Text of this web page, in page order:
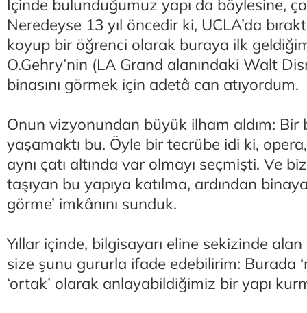
İçinde bulunduğumuz yapı da böylesine,
Neredeyse 13 yıl öncedir ki, UCLA’da
koyup bir öğrenci olarak buraya ilk
O.Gehry’nin (LA Grand alanındaki Walt
binasını görmek için adetâ can atıyordum.
Onun vizyonundan büyük ilham aldım: Bir
yaşamaktı bu. Öyle bir tecrübe idi ki,
aynı çatı altında var olmayı seçmişti. Ve
taşıyan bu yapıya katılma, ardından
görme’ imkânını sunduk.
Yıllar içinde, bilgisayarı eline sekizinde
size şunu gururla ifade edebilirim: Burada
‘ortak’ olarak anlayabildiğimiz bir yapı